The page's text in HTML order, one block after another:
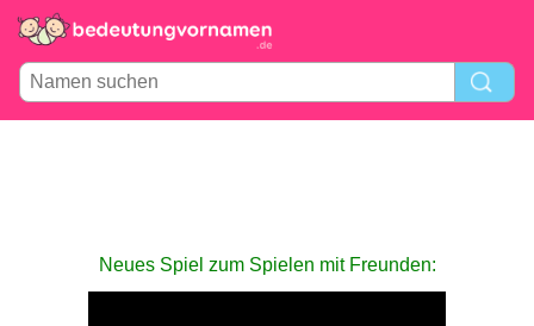
Neues Spiel zum Spielen mit Freunden: